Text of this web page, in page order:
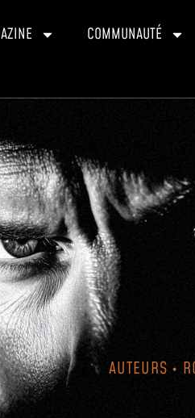
COMMUNAUTÉ
AUTEURS •